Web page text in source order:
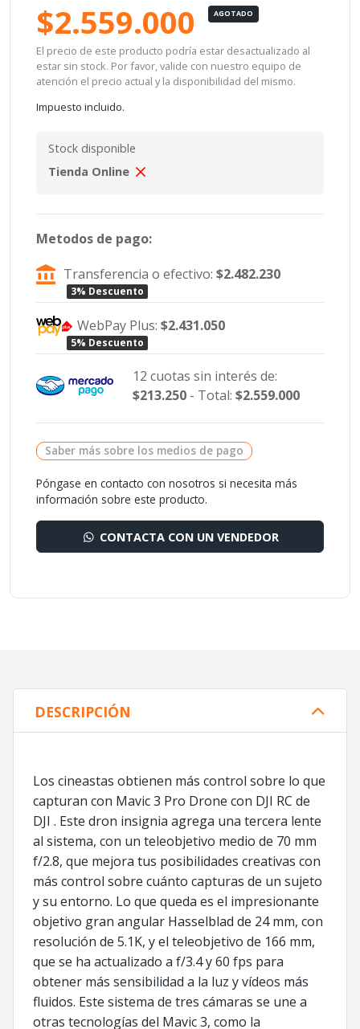
$2.559.000 AGOTADO
El precio de este producto podría estar desactualizado al
estar sin stock. Por favor, valide con nuestro equipo de
atención el precio actual y la disponibilidad del mismo.
Impuesto incluido.
Stock disponible
Tienda Online
Metodos de pago:
Transferencia o efectivo:$2.482.230
3% Descuento
WebPay Plus:$2.431.050
5% Descuento
12 cuotas sin interés de:
$213.250- Total: $2.559.000
Saber más sobre los medios de pago
Póngase en contacto con nosotros si necesita más
información sobre este producto.
CONTACTA CON UN VENDEDOR
DESCRIPCIÓN
Los cineastas obtienen más control sobre lo que
capturan con Mavic 3 Pro Drone con DJI RC de
DJI . Este dron insignia agrega una tercera lente
al sistema, con un teleobjetivo medio de 70 mm
f/2.8, que mejora tus posibilidades creativas con
más control sobre cuánto capturas de un sujeto
y su entorno. Lo que queda es el impresionante
objetivo gran angular Hasselblad de 24 mm, con
resolución de 5.1K, y el teleobjetivo de 166 mm,
que se ha actualizado a f/3.4 y 60 fps para
obtener más sensibilidad a la luz y vídeos más
fluidos. Este sistema de tres cámaras se une a
otras tecnologías del Mavic 3, como la